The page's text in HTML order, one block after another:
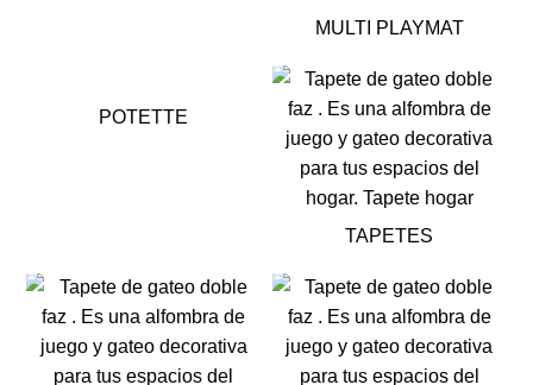
MULTI PLAYMAT
POTETTE
TAPETES